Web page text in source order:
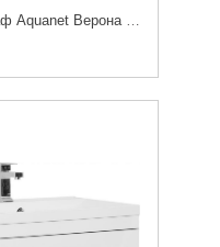
Зеркало-шкаф Aquanet Верона 75 белый